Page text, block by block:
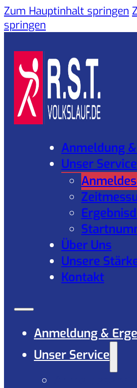
Zum Hauptinhalt springen
springen
Anmeldung
Unser Service
Über Uns
Unsere
Kontakt
Anmeldung &
Unser Service